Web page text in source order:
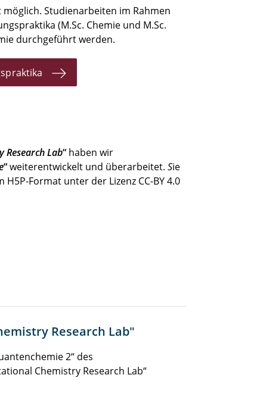
Studienarbeiten im Rahmen
(M.Sc. Chemie und M.Sc.
durchgeführt werden.
Research Lab“ haben wir
“weiterentwickelt und überarbeitet. Sie
Format unter der Lizenz CC-BY 4.0
Research Lab"
2“ des
Chemistry Research Lab“